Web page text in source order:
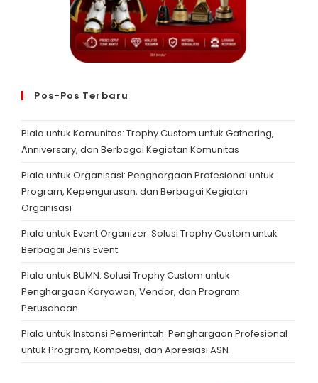
Pos-Pos Terbaru
Piala untuk Komunitas: Trophy Custom untuk Gathering,
Anniversary, dan Berbagai Kegiatan Komunitas
Piala untuk Organisasi: Penghargaan Profesional untuk
Program, Kepengurusan, dan Berbagai Kegiatan
Organisasi
Piala untuk Event Organizer: Solusi Trophy Custom untuk
Berbagai Jenis Event
Piala untuk BUMN: Solusi Trophy Custom untuk
Penghargaan Karyawan, Vendor, dan Program
Perusahaan
Piala untuk Instansi Pemerintah: Penghargaan Profesional
untuk Program, Kompetisi, dan Apresiasi ASN